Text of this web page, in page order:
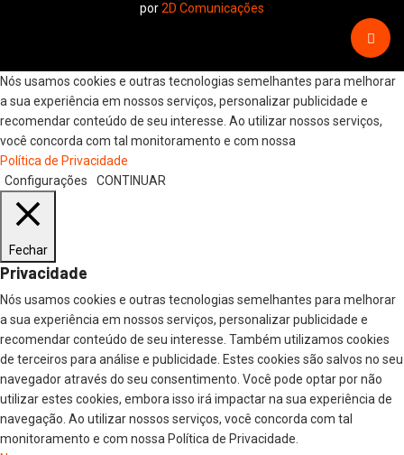
por2D Comunicações
Nós usamos cookies e outras tecnologias semelhantes para melhorar
a sua experiência em nossos serviços, personalizar publicidade e
recomendar conteúdo de seu interesse. Ao utilizar nossos serviços,
você concorda com tal monitoramento e com nossa
Política de Privacidade
Configurações
CONTINUAR
Fechar
Privacidade
Nós usamos cookies e outras tecnologias semelhantes para melhorar
a sua experiência em nossos serviços, personalizar publicidade e
recomendar conteúdo de seu interesse. Também utilizamos cookies
de terceiros para análise e publicidade. Estes cookies são salvos no seu
navegador através do seu consentimento. Você pode optar por não
utilizar estes cookies, embora isso irá impactar na sua experiência de
navegação. Ao utilizar nossos serviços, você concorda com tal
monitoramento e com nossa Política de Privacidade.